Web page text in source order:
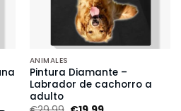
ANIMALES
Pintura Diamante –
Labrador de cachorro a
adulto